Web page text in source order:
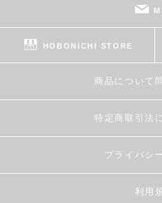
HOBONICHI STORE
商品について
特定商取引法
プライバシ
利用